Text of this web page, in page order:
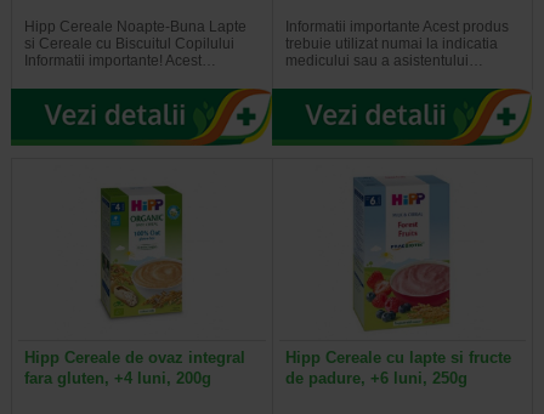
Hipp Cereale Noapte-Buna Lapte
si Cereale cu Biscuitul Copilului
Informatii importante! Acest…
Informatii importante Acest produs
trebuie utilizat numai la indicatia
medicului sau a asistentului…
Hipp Cereale de ovaz integral
fara gluten, +4 luni, 200g
Hipp Cereale cu lapte si fructe
de padure, +6 luni, 250g